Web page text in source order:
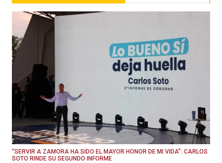
“SERVIR A ZAMORA HA SIDO EL MAYOR HONOR DE MI VIDA”: CARLOS
SOTO RINDE SU SEGUNDO INFORME